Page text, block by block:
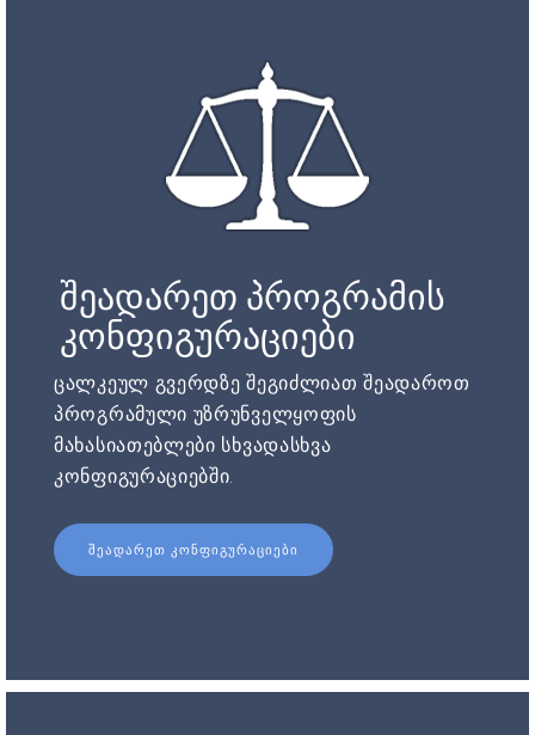
შეადარეთ პროგრამის
კონფიგურაციები
ცალკეულ გვერდზე შეგიძლიათ შეადაროთ
პროგრამული უზრუნველყოფის
მახასიათებლები სხვადასხვა
კონფიგურაციებში.
ᲨᲔᲐᲓᲐᲠᲔᲗ ᲙᲝᲜᲤᲘᲒᲣᲠᲐᲪᲘᲔᲑᲘ